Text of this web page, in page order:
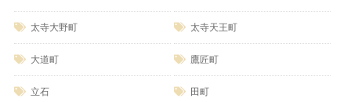
太寺大野町 太寺天王町
大道町 鷹匠町
立石 田町